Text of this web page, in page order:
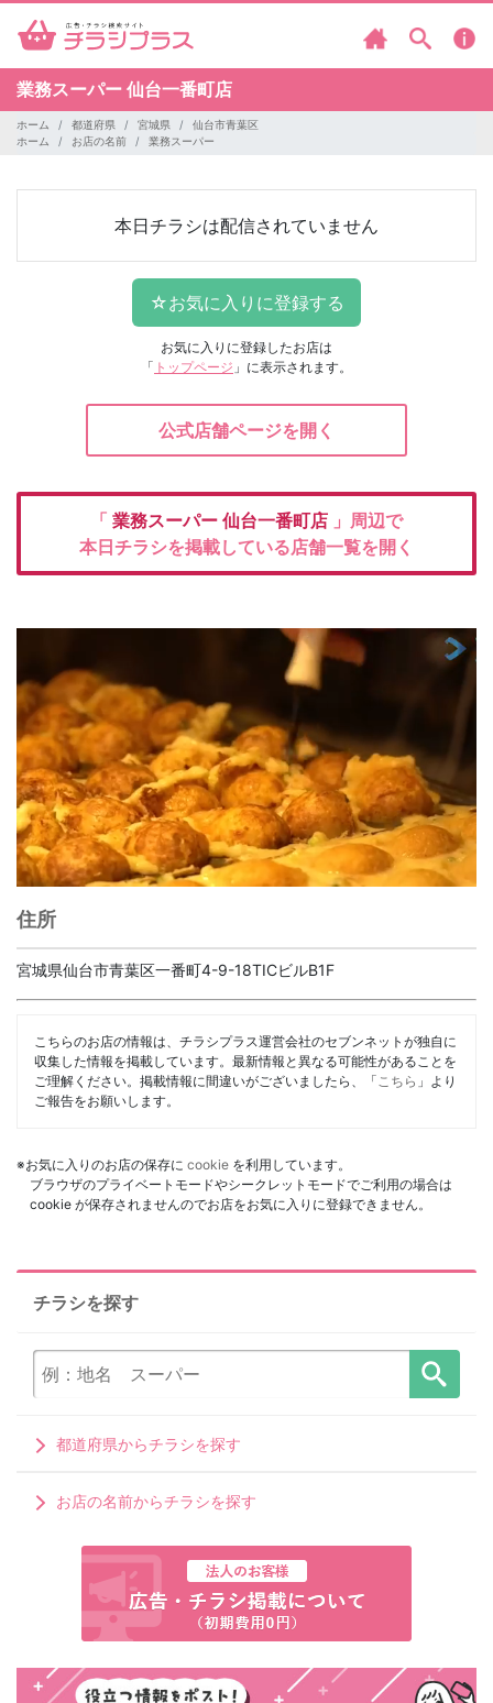
業務スーパー 仙台一番町店
ホーム 都道府県 宮城県
仙台市青葉区
ホーム
お店の名前 業務スーパー
本日チラシは配信されていません
お気に入りに登録したお店は
「 トップページ 」に表示されます。
公式店舗ページを開く
「 業務スーパー 仙台一番町店 」周辺で
本日チラシを掲載している店舗一覧を開く
住所
宮城県仙台市青葉区一番町4-9-18TICビルB1F
こちらのお店の情報は、チラシプラス運営会社のセブンネットが独自に
収集した情報を掲載しています。最新情報と異なる可能性があることを
ご理解ください。掲載情報に間違いがございましたら、「 こちら 」より
ご報告をお願いします。
※お気に入りのお店の保存に cookie を利用しています。
ブラウザのプライベートモードやシークレットモードでご利用の場合は
cookie が保存されませんのでお店をお気に入りに登録できません。
チラシを探す
都道府県からチラシを探す
お店の名前からチラシを探す